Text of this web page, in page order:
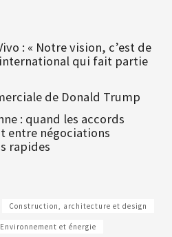
: « Notre vision, c’est de
qui fait partie
de Donald Trump
: quand les accords
entre négociations
rapides
Construction, architecture et design
Environnement et énergie